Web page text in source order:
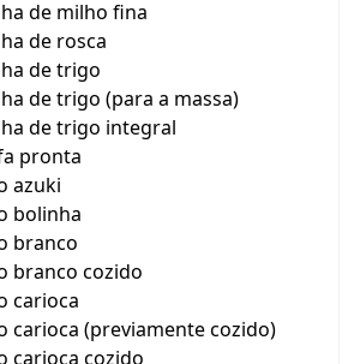
de milho fina
de rosca
de trigo
de trigo (para a massa)
de trigo integral
pronta
azuki
bolinha
branco
branco cozido
carioca
carioca (previamente cozido)
carioca cozido